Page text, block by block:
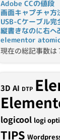
Adobe CCの値段
画面キャプチャ方
USB-Cケーブル
縦書きなのに右へ
elementor atomic
現在の総記事数は
3D AI DTP
logicool logi
TIPS